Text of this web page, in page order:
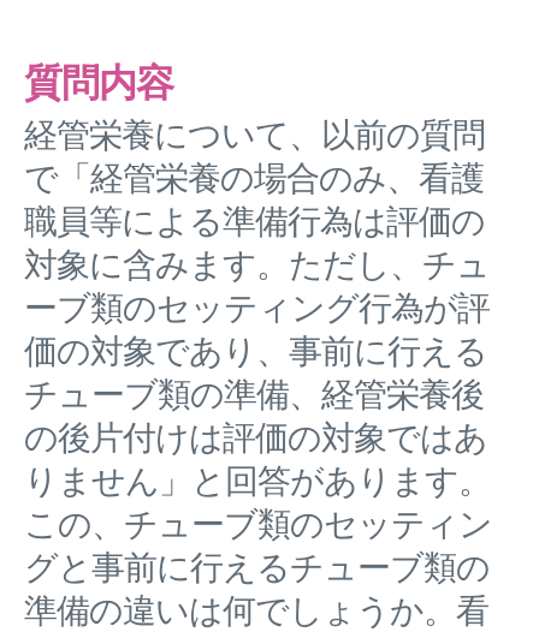
質問内容
経管栄養について、以前の質問
で「経管栄養の場合のみ、看護
職員等による準備行為は評価の
対象に含みます。ただし、チュ
ーブ類のセッティング行為が評
価の対象であり、事前に行える
チューブ類の準備、経管栄養後
の後片付けは評価の対象ではあ
りません」と回答があります。
この、チューブ類のセッティン
グと事前に行えるチューブ類の
準備の違いは何でしょうか。看